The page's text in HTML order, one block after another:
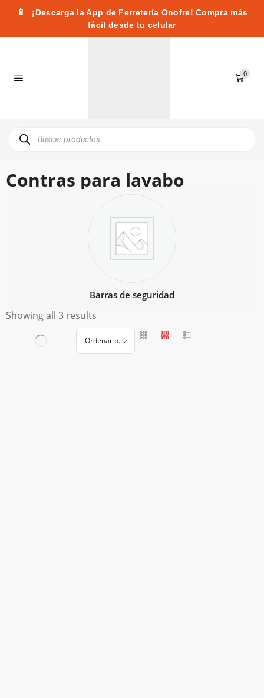
📱
¡Descarga la App de Ferretería Onofre! Compra más
fácil desde tu celular
0
Contras para lavabo
Barras de seguridad
Showing all 3 results